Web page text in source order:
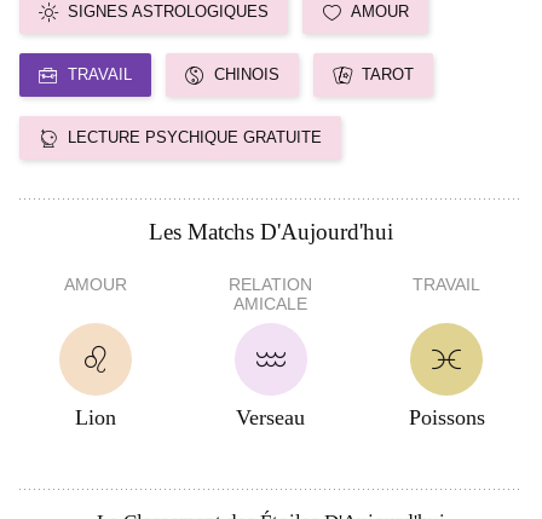
SIGNES ASTROLOGIQUES AMOUR
TRAVAIL CHINOIS TAROT
LECTURE PSYCHIQUE GRATUITE
Les Matchs D'Aujourd'hui
AMOUR
Lion
RELATION
AMICALE
Verseau
TRAVAIL
Poissons